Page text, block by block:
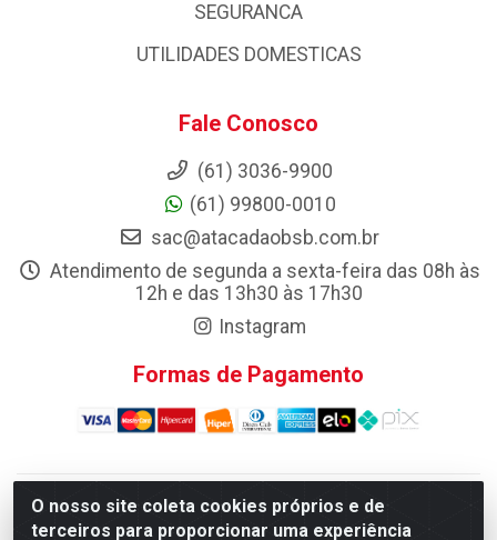
O nosso site coleta cookies próprios e de
terceiros para proporcionar uma experiência
SEGURANCA
UTILIDADES DOMESTICAS
Fale Conosco
(61) 3036-9900
(61) 99800-0010
sac@atacadaobsb.com.br
Atendimento de segunda a sexta-feira das 08h às
12h e das 13h30 às 17h30
Instagram
Formas de Pagamento
Atacadao da Limpeza F. Pereira Queiroz Comercio e
Distribuicao LTDA - Quadra Qi 10 Lotes 39 e, 41 - Setor